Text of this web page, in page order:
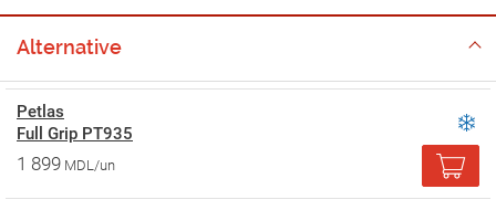
Alternative
Petlas
Full Grip PT935
1 899 MDL/un